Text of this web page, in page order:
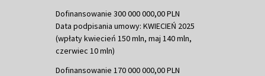
Dofinansowanie 300 000 000,00 PLN
Data podpisania umowy: KWIECIEŃ 2025
(wpłaty kwiecień 150 mln, maj 140 mln,
czerwiec 10 mln)
Dofinansowanie 170 000 000,00 PLN